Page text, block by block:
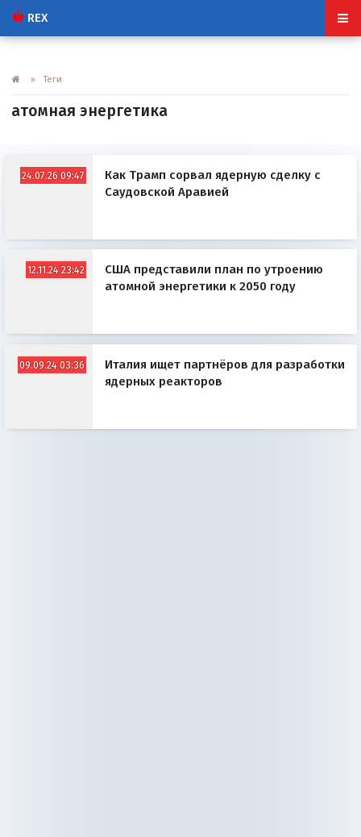
REX
» Теги
атомная энергетика
24.07.26 09:47
Как Трамп сорвал ядерную сделку с
Саудовской Аравией
12.11.24 23:42
США представили план по утроению
атомной энергетики к 2050 году
09.09.24 03:36
Италия ищет партнёров для разработки
ядерных реакторов